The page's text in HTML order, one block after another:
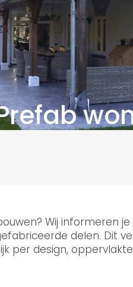
Wij informeren
delen. Dit
per design,